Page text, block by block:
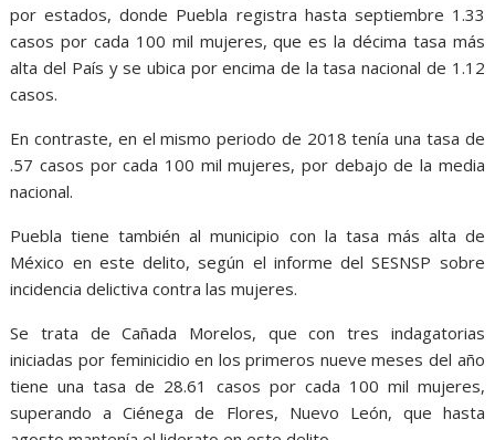
por estados, donde Puebla registra hasta septiembre 1.33
casos por cada 100 mil mujeres, que es la décima tasa más
alta del País y se ubica por encima de la tasa nacional de 1.12
casos.
En contraste, en el mismo periodo de 2018 tenía una tasa de
.57 casos por cada 100 mil mujeres, por debajo de la media
nacional.
Puebla tiene también al municipio con la tasa más alta de
México en este delito, según el informe del SESNSP sobre
incidencia delictiva contra las mujeres.
Se trata de Cañada Morelos, que con tres indagatorias
iniciadas por feminicidio en los primeros nueve meses del año
tiene una tasa de 28.61 casos por cada 100 mil mujeres,
superando a Ciénega de Flores, Nuevo León, que hasta